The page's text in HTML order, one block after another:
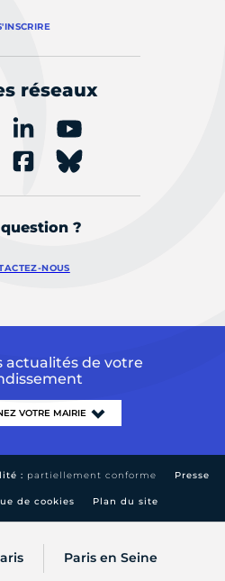
Paris en Seine
réseaux
?
NOUS
actualités de votre
: partiellement conforme Presse
de cookies Plan du site